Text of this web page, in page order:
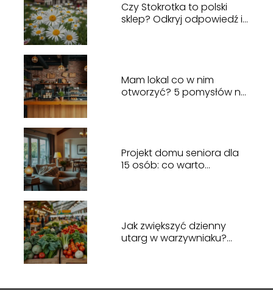
Czy Stokrotka to polski
sklep? Odkryj odpowiedź i
Mam lokal co w nim
otworzyć? 5 pomysłów na
Projekt domu seniora dla
15 osób: co warto
Jak zwiększyć dzienny
utarg w warzywniaku?